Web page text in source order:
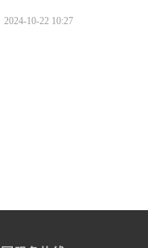
2024-10-22 10:27